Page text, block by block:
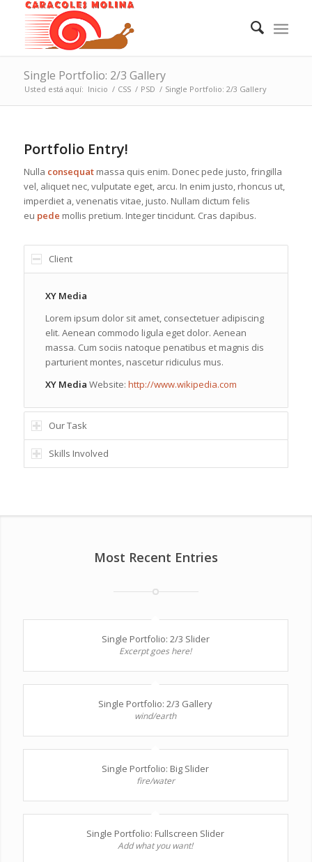
Single Portfolio: 2/3 Gallery
Usted está aquí: Inicio / CSS / PSD / Single Portfolio: 2/3 Gallery
Portfolio Entry!
Nulla consequatmassa quis enim. Donec pede justo, fringilla
vel, aliquet nec, vulputate eget, arcu. In enim justo, rhoncus ut,
imperdiet a, venenatis vitae, justo. Nullam dictum felis
eu pede mollis pretium. Integer tincidunt. Cras dapibus.
Client
XY Media
Lorem ipsum dolor sit amet, consectetuer adipiscing
elit. Aenean commodo ligula eget dolor. Aenean
massa. Cum sociis natoque penatibus et magnis dis
parturient montes, nascetur ridiculus mus.
XY Media Website: http://www.wikipedia.com
Our Task
Skills Involved
Most Recent Entries
Single Portfolio: 2/3 Slider
Excerpt goes here!
Single Portfolio: 2/3 Gallery
wind/earth
Single Portfolio: Big Slider
fire/water
Single Portfolio: Fullscreen Slider
Add what you want!